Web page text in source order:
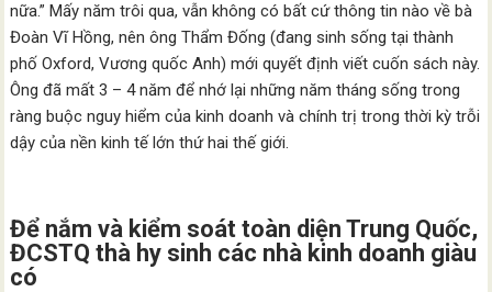
nữa.” Mấy năm trôi qua, vẫn không có bất cứ thông tin nào về bà
Đoàn Vĩ Hồng, nên ông Thẩm Đống (đang sinh sống tại thành
phố Oxford, Vương quốc Anh) mới quyết định viết cuốn sách này.
Ông đã mất 3 – 4 năm để nhớ lại những năm tháng sống trong
ràng buộc nguy hiểm của kinh doanh và chính trị trong thời kỳ trỗi
dậy của nền kinh tế lớn thứ hai thế giới.
Để nắm và kiểm soát toàn diện Trung Quốc,
ĐCSTQ thà hy sinh các nhà kinh doanh giàu
có